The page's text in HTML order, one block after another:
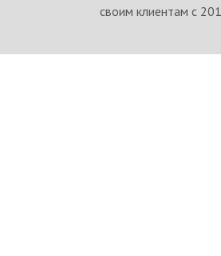
своим клиентам с